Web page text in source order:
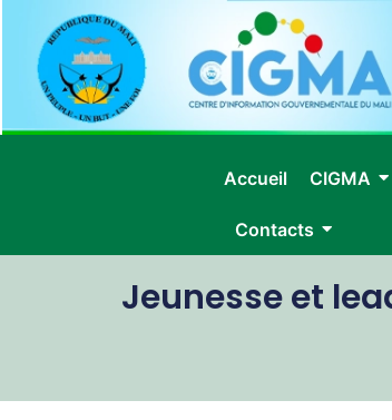
Accueil CIGMA
Contacts
Jeunesse et